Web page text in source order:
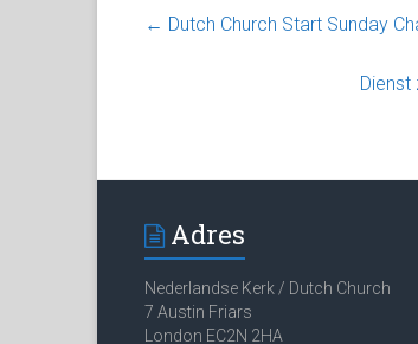
← Dutch Church Start Sunday
Dienst
Adres
Nederlandse Kerk / Dutch Church
7 Austin Friars
London EC2N 2HA